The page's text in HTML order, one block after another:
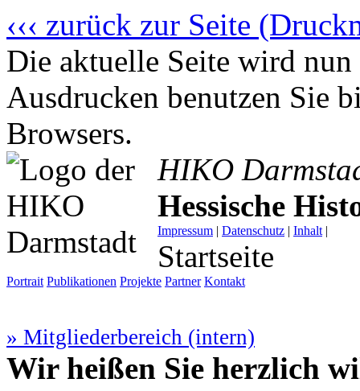
‹‹‹ zurück zur Seite
Die aktuelle Seite wird
Ausdrucken benutzen Sie
Browsers.
HIKO
Hessische
Impressum | Datenschutz | Inhalt |
Startseite
Portrait Publikationen Projekte Partner Kontakt
» Mitgliederbereich (intern)
Wir heißen Sie herzlich